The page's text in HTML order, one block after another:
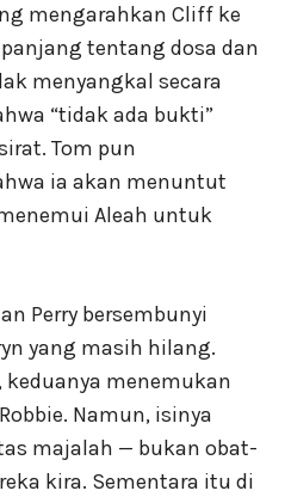
mengarahkan Cliff ke
tentang dosa dan
menyangkal secara
“tidak ada bukti”
Tom pun
ia akan menuntut
Aleah untuk
Perry bersembunyi
yang masih hilang.
menemukan
Namun, isinya
majalah — bukan obat-
kira. Sementara itu di